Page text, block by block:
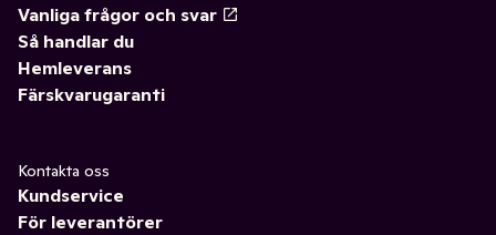
Vanliga frågor och svar
Så handlar du
Hemleverans
Färskvarugaranti
Kontakta oss
Kundservice
För leverantörer